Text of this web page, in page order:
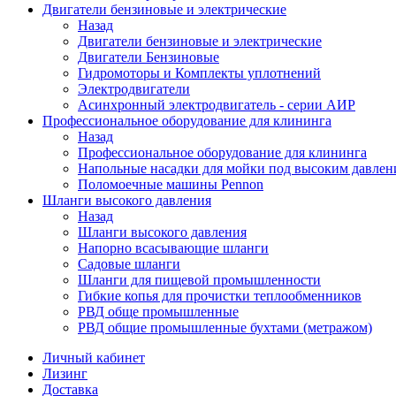
Двигатели бензиновые и электрические
Назад
Двигатели бензиновые и электрические
Двигатели Бензиновые
Гидромоторы и Комплекты уплотнений
Электродвигатели
Асинхронный электродвигатель - серии АИР
Профессиональное оборудование для клининга
Назад
Профессиональное оборудование для клининга
Напольные насадки для мойки под высоким
Поломоечные машины Pennon
Шланги высокого давления
Назад
Шланги высокого давления
Напорно всасывающие шланги
Садовые шланги
Шланги для пищевой промышленности
Гибкие копья для прочистки теплообменников
РВД обще промышленные
РВД общие промышленные бухтами (метражом)
Личный кабинет
Лизинг
Доставка